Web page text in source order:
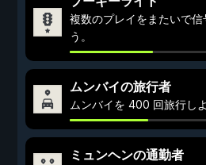
複数のプレイをまたいで
う。
ムンバイの旅行者
ムンバイを 400 回旅行しよ
ミュンヘンの通勤者